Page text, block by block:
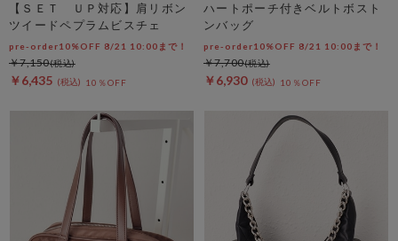
【ＳＥＴ ＵＰ対応】肩リボン
ツイードペプラムビスチェ
pre-order10%OFF 8/21 10:00まで！
￥6,435 10％OFF
￥7,150
ハートポーチ付きベルトボスト
ンバッグ
pre-order10%OFF 8/21 10:00まで！
￥6,930 10％OFF
￥7,700